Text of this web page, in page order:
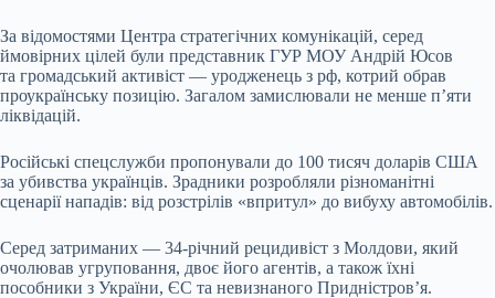
За відомостями Центра стратегічних комунікацій, серед
ймовірних цілей були представник ГУР МОУ Андрій Юсов
та громадський активіст — уродженець з рф, котрий обрав
проукраїнську позицію. Загалом замислювали не менше п’яти
ліквідацій.
Російські спецслужби пропонували до 100 тисяч доларів США
за убивства українців. Зрадники розробляли різноманітні
сценарії нападів: від розстрілів «впритул» до вибуху автомобілів.
Серед затриманих — 34-річний рецидивіст з Молдови, який
очолював угруповання, двоє його агентів, а також їхні
пособники з України, ЄС та невизнаного Придністров’я.